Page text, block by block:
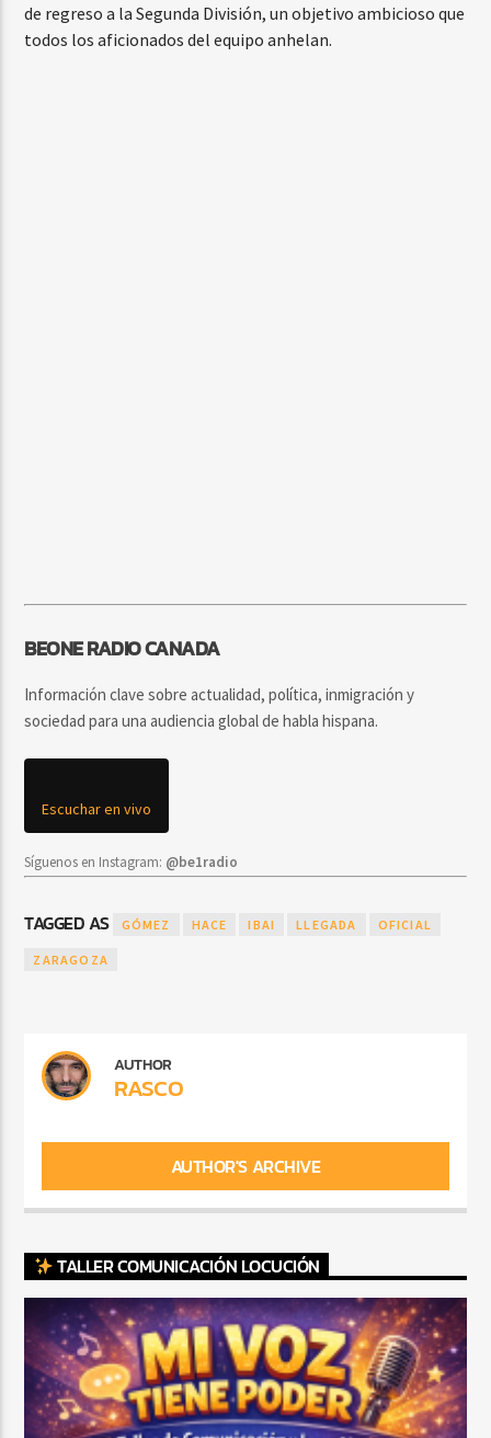
de regreso a la Segunda División, un objetivo ambicioso que
todos los aficionados del equipo anhelan.
BEONE RADIO CANADA
Información clave sobre actualidad, política, inmigración y
sociedad para una audiencia global de habla hispana.
Escuchar en vivo
Síguenos en Instagram: @be1radio
TAGGED AS GÓMEZ HACE IBAI LLEGADA OFICIAL
ZARAGOZA
AUTHOR
RASCO
AUTHOR'S ARCHIVE
TALLER COMUNICACIÓN LOCUCIÓN